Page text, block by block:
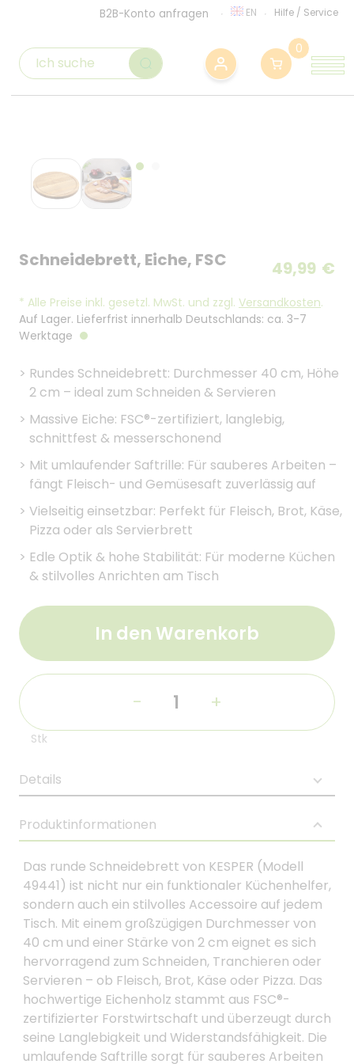
B2B-Konto anfragen EN Hilfe / Service
0
Schneidebrett, Eiche, FSC 49,99 €
* Alle Preise inkl. gesetzl. MwSt. und zzgl. Versandkosten.
Auf Lager. Lieferfrist innerhalb Deutschlands: ca. 3-7
Werktage
> Rundes Schneidebrett: Durchmesser 40 cm, Höhe
2 cm – ideal zum Schneiden & Servieren
> Massive Eiche: FSC®-zertifiziert, langlebig,
schnittfest & messerschonend
> Mit umlaufender Saftrille: Für sauberes Arbeiten –
fängt Fleisch- und Gemüsesaft zuverlässig auf
> Vielseitig einsetzbar: Perfekt für Fleisch, Brot, Käse,
Pizza oder als Servierbrett
> Edle Optik & hohe Stabilität: Für moderne Küchen
& stilvolles Anrichten am Tisch
In den Warenkorb
- +
Stk
Details
Produktinformationen
Das runde Schneidebrett von KESPER (Modell
49441) ist nicht nur ein funktionaler Küchenhelfer,
sondern auch ein stilvolles Accessoire auf jedem
Tisch. Mit einem großzügigen Durchmesser von
40 cm und einer Stärke von 2 cm eignet es sich
hervorragend zum Schneiden, Tranchieren oder
Servieren – ob Fleisch, Brot, Käse oder Pizza. Das
hochwertige Eichenholz stammt aus FSC®-
zertifizierter Forstwirtschaft und überzeugt durch
seine Langlebigkeit und Widerstandsfähigkeit. Die
umlaufende Saftrille sorgt für sauberes Arbeiten